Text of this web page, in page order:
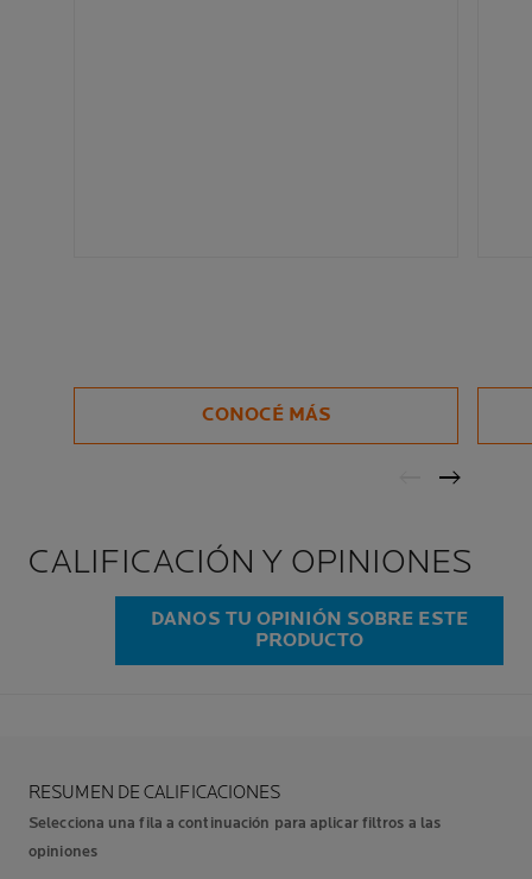
CONOCÉ MÁS
CALIFICACIÓN Y OPINIONES
DANOS TU OPINIÓN SOBRE ESTE
PRODUCTO
RESUMEN DE CALIFICACIONES
Selecciona una fila a continuación para aplicar filtros a las
opiniones